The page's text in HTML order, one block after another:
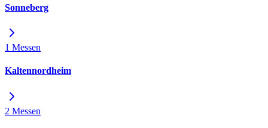
Sonneberg
1 Messen
Kaltennordheim
2 Messen